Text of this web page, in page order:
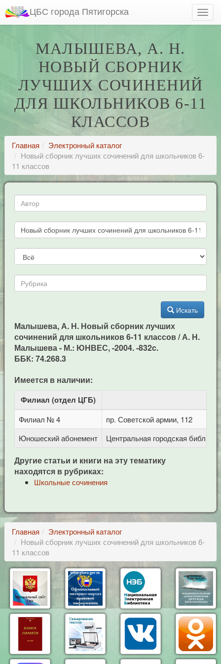
ЦБС города Пятигорска
МАЛЫШЕВА, А. Н.
НОВЫЙ СБОРНИК
ЛУЧШИХ СОЧИНЕНИЙ
ДЛЯ ШКОЛЬНИКОВ 6-11
КЛАССОВ
Главная
Электронный каталог
Новый сборник лучших сочинений для школьников 6-
11 классов
Искать
Малышева, А. Н. Новый сборник лучших
сочинений для школьников 6-11 классов / А. Н.
Малышева - М.: ЮНВЕС, -2004. -832c.
ББК: 74.268.3
Имеется в наличии:
Филиал (отдел ЦГБ)
Филиал № 4
пр. Советской армии, 112
Юношеский абонемент
Центральная городская
Другие статьи и книги на эту тематику
находятся в рубриках:
Школьные сочинения
Главная
Электронный каталог
Новый сборник лучших сочинений для школьников 6-
11 классов